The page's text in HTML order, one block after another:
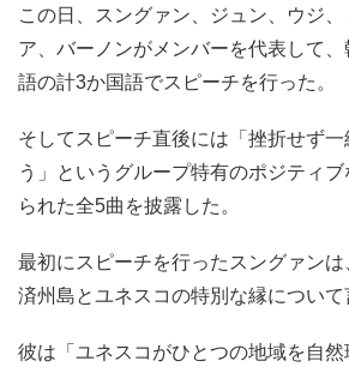
この日、スングァン、ジュン、ウジ、
ア、バーノンがメンバーを代表して
語の計3か国語でスピーチを行った。
そしてスピーチ直後には「挫折せず一
う」というグループ特有のポジティ
られた全5曲を披露した。
最初にスピーチを行ったスングァン
済州島とユネスコの特別な縁について
彼は「ユネスコがひとつの地域を自